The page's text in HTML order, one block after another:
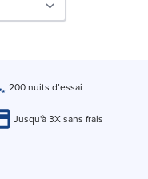
200 nuits d’essai
Jusqu'à 3X sans frais